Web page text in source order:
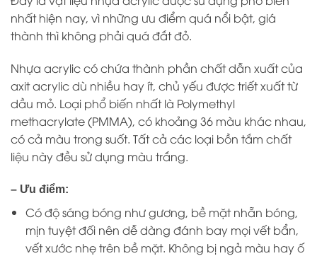
nhất hiện nay, vì những ưu điểm quá nổi bật, giá
thành thì không phải quá đắt đỏ.
Nhựa acrylic có chứa thành phần chất dẫn xuất của
axit acrylic dù nhiều hay ít, chủ yếu được triết xuất từ
dầu mỏ. Loại phổ biến nhất là Polymethyl
methacrylate (PMMA), có khoảng 36 màu khác nhau,
có cả màu trong suốt. Tất cả các loại bồn tắm chất
liệu này đều sử dụng màu trắng.
– Ưu điểm:
Có độ sáng bóng như gương, bề mặt nhẵn bóng,
mịn tuyệt đối nên dễ dàng đánh bay mọi vết bẩn,
vết xước nhẹ trên bề mặt. Không bị ngả màu hay ố